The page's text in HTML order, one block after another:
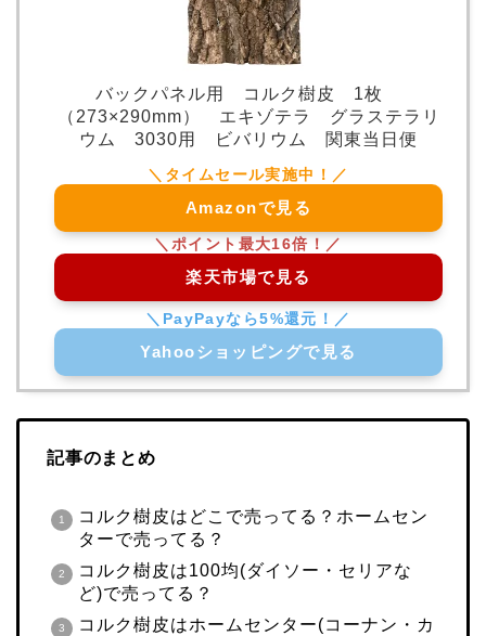
バックパネル用 コルク樹皮 1枚
（273×290mm） エキゾテラ グラステラリ
ウム 3030用 ビバリウム 関東当日便
Amazonで見る
楽天市場で見る
Yahooショッピングで見る
記事のまとめ
コルク樹皮はどこで売ってる？ホームセン
ターで売ってる？
コルク樹皮は100均(ダイソー・セリアな
ど)で売ってる？
コルク樹皮はホームセンター(コーナン・カ